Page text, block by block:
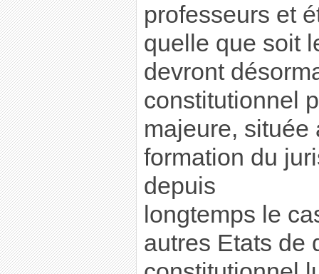
professeurs et
quelle que soit
devront
constitutionnel
majeure,
formation du
depuis
longtemps le
autres Etats de